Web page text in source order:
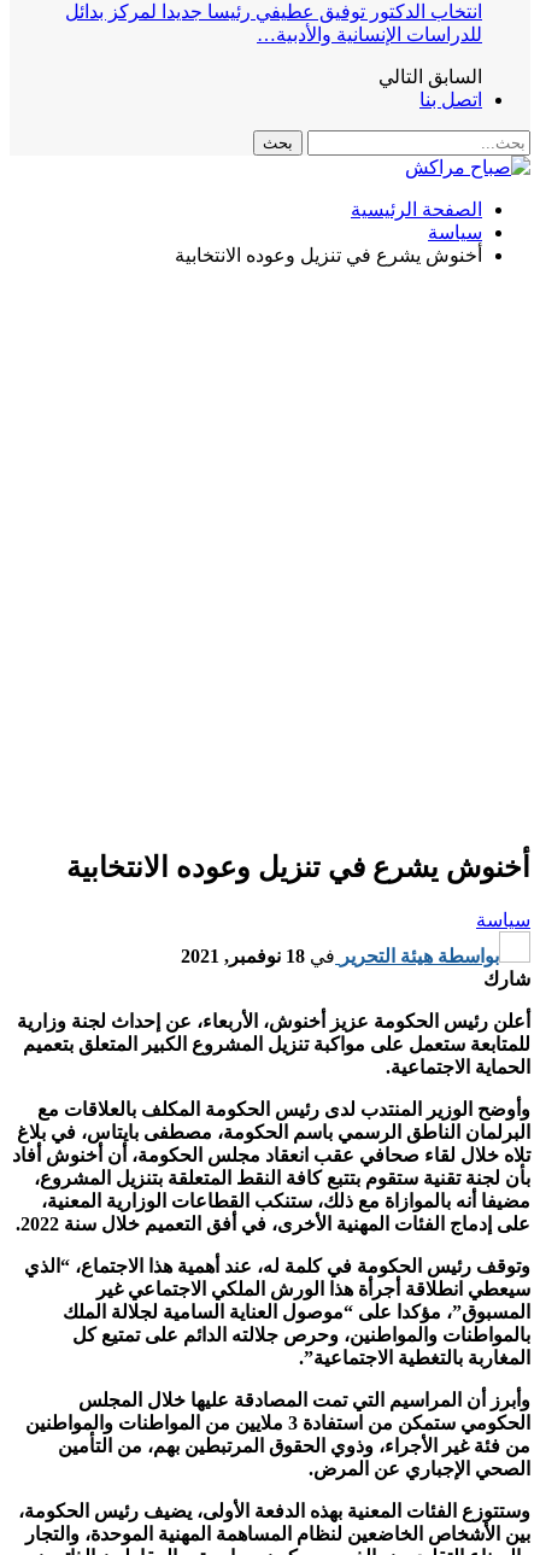
انتخاب الدكتور توفيق عطيفي رئيسا جديدا لمركز بدائل
للدراسات الإنسانية والأدبية…
السابق التالي
اتصل بنا
الصفحة الرئيسية
سياسة
أخنوش يشرع في تنزيل وعوده الانتخابية
أخنوش يشرع في تنزيل وعوده الانتخابية
سياسة
بواسطة هيئة التحرير في 18 نوفمبر, 2021
شارك
أعلن رئيس الحكومة عزيز أخنوش، الأربعاء، عن إحداث لجنة وزارية
للمتابعة ستعمل على مواكبة تنزيل المشروع الكبير المتعلق بتعميم
الحماية الاجتماعية.
وأوضح الوزير المنتدب لدى رئيس الحكومة المكلف بالعلاقات مع
البرلمان الناطق ‏الرسمي باسم الحكومة، مصطفى بايتاس، في بلاغ
تلاه خلال لقاء صحافي عقب ‏انعقاد مجلس الحكومة، أن أخنوش أفاد
بأن لجنة تقنية ستقوم بتتبع كافة النقط المتعلقة بتنزيل المشروع،
مضيفا أنه بالموازاة مع ذلك، ستنكب القطاعات الوزارية المعنية،
على إدماج الفئات المهنية الأخرى، في أفق التعميم خلال سنة 2022.
وتوقف رئيس الحكومة في كلمة له، عند أهمية هذا الاجتماع، “الذي
سيعطي انطلاقة أجرأة هذا الورش الملكي الاجتماعي غير
المسبوق”، مؤكدا على “موصول العناية السامية لجلالة الملك
بالمواطنات والمواطنين، وحرص جلالته الدائم على تمتيع كل
المغاربة بالتغطية الاجتماعية”.
وأبرز أن المراسيم التي تمت المصادقة عليها خلال المجلس
الحكومي ستمكن من استفادة 3 ملايين من المواطنات والمواطنين
من فئة غير الأجراء، وذوي الحقوق المرتبطين بهم، من التأمين
الصحي الإجباري عن المرض.
وستتوزع الفئات المعنية بهذه الدفعة الأولى، يضيف رئيس الحكومة،
بين الأشخاص الخاضعين لنظام المساهمة المهنية الموحدة، والتجار